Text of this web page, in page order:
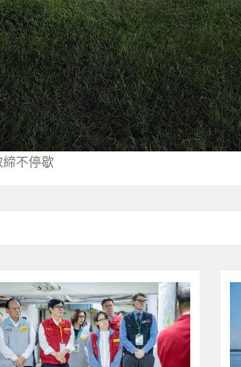
不停歇